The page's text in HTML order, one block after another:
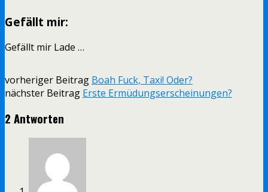
Gefällt mir:
Gefällt mir Lade …
vorheriger Beitrag Boah Fuck, Taxi! Oder?
nächster Beitrag Erste Ermüdungserscheinungen?
2 Antworten